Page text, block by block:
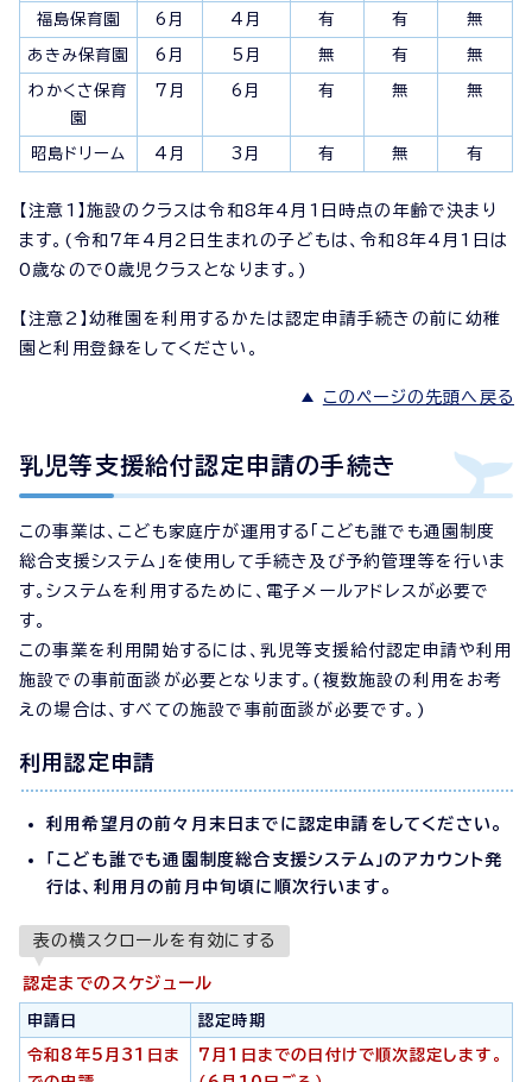
福島保育園 6月 4月 有 有 無
あきみ保育園 6月 5月 無 有 無
わかくさ保育
園
7月 6月 有 無 無
昭島ドリーム 4月 3月 有 無 有
【注意1】施設のクラスは令和8年4月1日時点の年齢で決まり
ます。(令和7年4月2日生まれの子どもは、令和8年4月1日は
0歳なので0歳児クラスとなります。)
【注意2】幼稚園を利用するかたは認定申請手続きの前に幼稚
園と利用登録をしてください。
このページの先頭へ戻る
乳児等支援給付認定申請の手続き
この事業は、こども家庭庁が運用する「こども誰でも通園制度
総合支援システム」を使用して手続き及び予約管理等を行いま
す。システムを利用するために、電子メールアドレスが必要で
す。
この事業を利用開始するには、乳児等支援給付認定申請や利用
施設での事前面談が必要となります。(複数施設の利用をお考
えの場合は、すべての施設で事前面談が必要です。)
利用認定申請
利用希望月の前々月末日までに認定申請をしてください。
「こども誰でも通園制度総合支援システム」のアカウント発
行は、利用月の前月中旬頃に順次行います。
表の横スクロールを有効にする
認定までのスケジュール
申請日 認定時期
令和8年5月31日ま
7月1日までの日付けで順次認定します。